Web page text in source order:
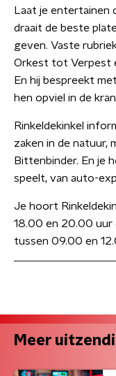
Laat je entertainen
draait de beste
geven. Vaste
Orkest tot Verpest
En hij bespreekt
hen opviel in de
Rinkeldekinkel
zaken in de natuur,
Bittenbinder. En je
speelt, van auto-
Je hoort
18.00 en 20.00 uur
tussen 09.00 en
Meer